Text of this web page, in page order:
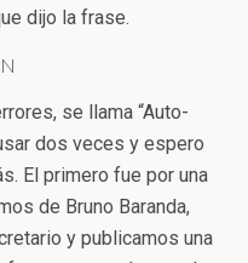
dijo la frase.
se llama “Auto-
dos veces y espero
El primero fue por una
de Bruno Baranda,
y publicamos una